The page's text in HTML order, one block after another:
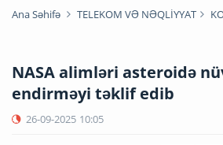
Ana Səhifə TELEKOM VƏ NƏQLİYYAT
NASA alimləri asteroidə
endirməyi təklif edib
26-09-2025 10:05